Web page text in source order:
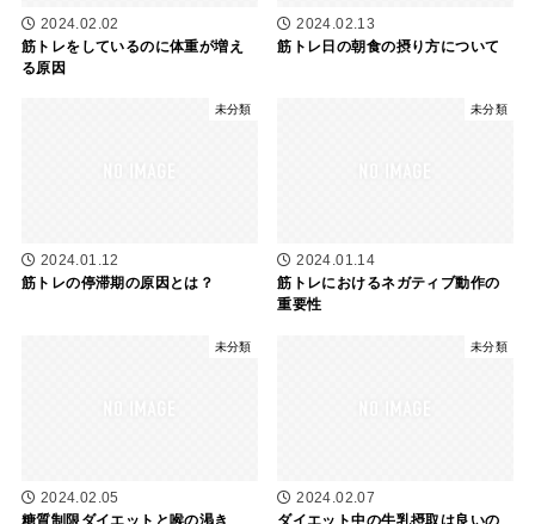
2024.02.02
筋トレをしているのに体重が増え
る原因
2024.02.13
筋トレ日の朝食の摂り方について
未分類
2024.01.12
筋トレの停滞期の原因とは？
未分類
2024.01.14
筋トレにおけるネガティブ動作の
重要性
未分類
2024.02.05
糖質制限ダイエットと喉の渇き
未分類
2024.02.07
ダイエット中の牛乳摂取は良いの